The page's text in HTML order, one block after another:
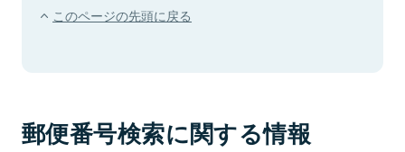
このページの先頭に戻る
郵便番号検索に関する情報